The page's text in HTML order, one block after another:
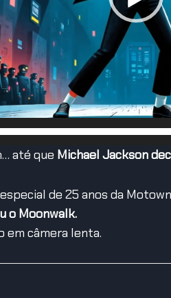
até que Michael Jackson
de 25 anos da
o Moonwalk.
em câmera lenta.